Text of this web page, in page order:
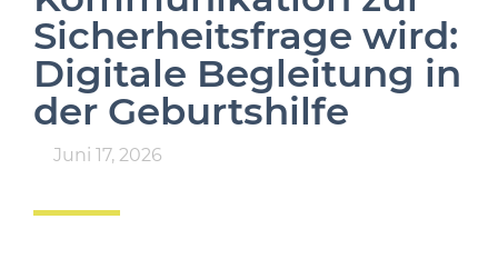
Sicherheitsfrage wird:
Digitale Begleitung in
der Geburtshilfe
Juni 17, 2026